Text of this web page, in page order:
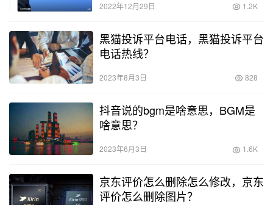
2022年12月29日 1.2K
黑猫投诉平台电话，黑猫投诉平台
电话热线？
2023年8月3日 828
抖音说的bgm是啥意思，BGM是
啥意思？
2023年6月3日 1.6K
京东评价怎么删除怎么修改，京东
评价怎么删除图片？